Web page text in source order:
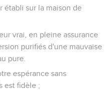
établi sur la maison de
vrai, en pleine assurance
purifiés d'une mauvaise
pure.
espérance sans
est fidèle ;